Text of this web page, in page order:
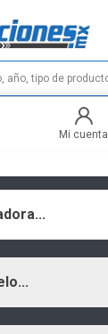
Mi cuenta